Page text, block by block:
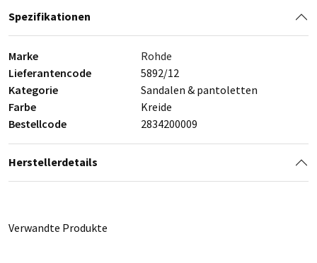
Spezifikationen
Marke
Rohde
Lieferantencode
5892/12
Kategorie
Sandalen & pantoletten
Farbe
Kreide
Bestellcode
2834200009
Herstellerdetails
Verwandte Produkte